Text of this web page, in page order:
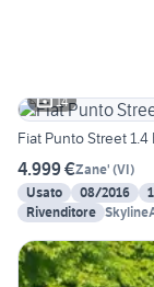
14
Fiat Punto Street
4.999 €Zane' (VI)
Usato
08/2016
Rivenditore